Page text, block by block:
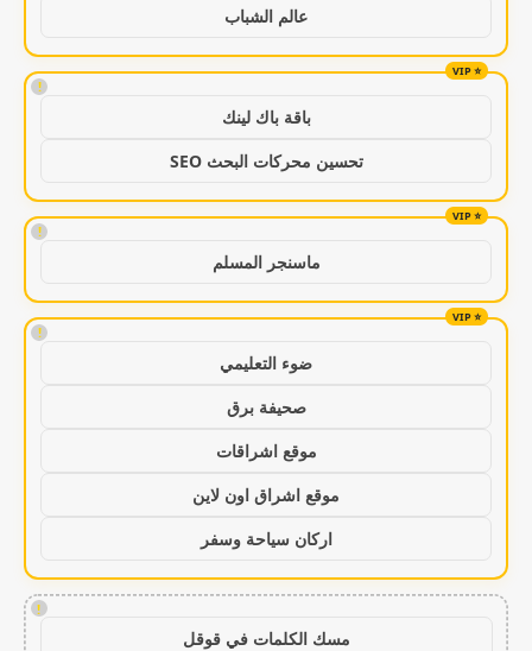
عالم الشباب
!
باقة باك لينك
تحسين محركات البحث SEO
!
ماسنجر المسلم
!
ضوء التعليمي
صحيفة برق
موقع اشراقات
موقع اشراق اون لاين
اركان سياحة وسفر
!
مسك الكلمات في قوقل